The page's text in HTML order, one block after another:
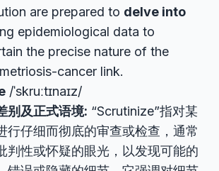
are prepared to delve into
epidemiological data to
the precise nature of the
cancer link.
/ˈskruːtɪnaɪz/
别及正式语境: “Scrutinize”指对某
行仔细而彻底的审查或检查，通常
判性或怀疑的眼光，以发现可能的